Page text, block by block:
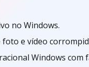
no Windows.
e vídeo
Windows com